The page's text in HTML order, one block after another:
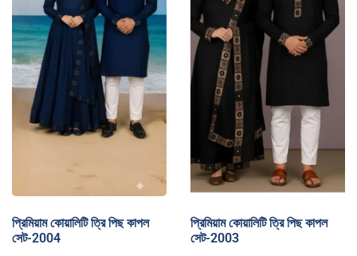
প্রিমিয়াম কোয়ালিটি ত্রি পিছ কাপল
সেট-2004
প্রিমিয়াম কোয়ালিটি ত্রি পিছ কাপল
সেট-2003